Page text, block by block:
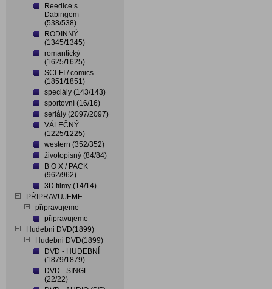
Reedice s
Dabingem
(538/538)
RODINNÝ
(1345/1345)
romantický
(1625/1625)
SCI-FI / comics
(1851/1851)
speciály (143/143)
sportovní (16/16)
seriály (2097/2097)
VÁLEČNÝ
(1225/1225)
western (352/352)
životopisný (84/84)
B O X / PACK
(962/962)
3D filmy (14/14)
PŘIPRAVUJEME
připravujeme
připravujeme
Hudebni DVD(1899)
Hudebni DVD(1899)
DVD - HUDEBNÍ
(1879/1879)
DVD - SINGL
(22/22)